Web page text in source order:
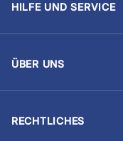
Das
HILFE UND SERVICE
Erforderliche
ÜBER UNS
RECHTLICHES